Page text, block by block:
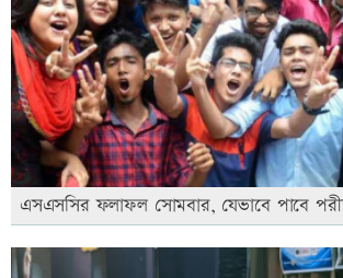
এসএসসির ফলাফল সোমবার, যেভাবে পাবে